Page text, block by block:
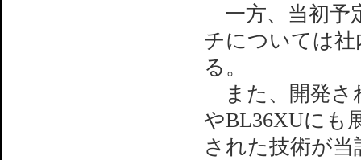
一方、当初予
チについては
る。
また、開発さ
やBL36XUにも
された技術が当